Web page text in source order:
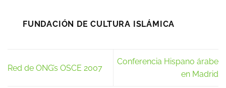
FUNDACIÓN DE CULTURA ISLÁMICA
Red de ONG’s OSCE 2007
Conferencia Hispano árabe
en Madrid